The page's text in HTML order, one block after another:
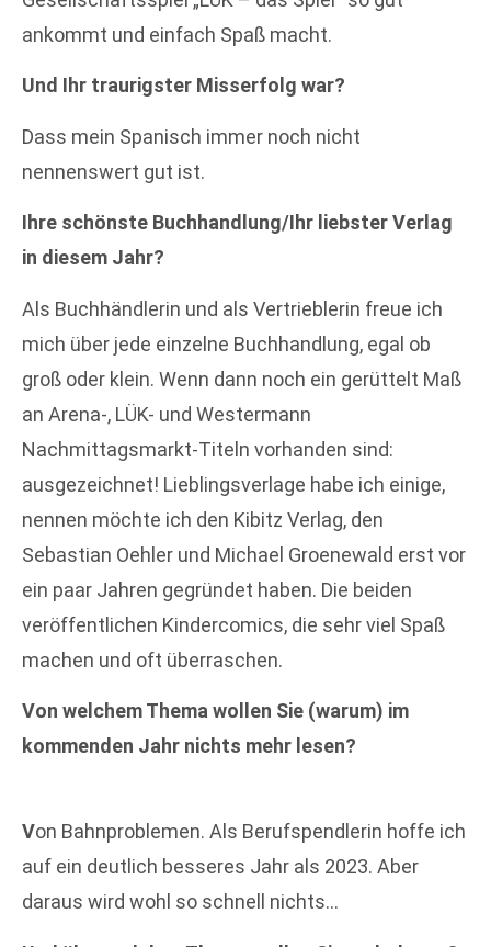
ankommt und einfach Spaß macht.
Und Ihr traurigster Misserfolg war?
Dass mein Spanisch immer noch nicht
nennenswert gut ist.
Ihre schönste Buchhandlung/Ihr liebster Verlag
in diesem Jahr?
Als Buchhändlerin und als Vertrieblerin freue ich
mich über jede einzelne Buchhandlung, egal ob
groß oder klein. Wenn dann noch ein gerüttelt Maß
an Arena-, LÜK- und Westermann
Nachmittagsmarkt-Titeln vorhanden sind:
ausgezeichnet! Lieblingsverlage habe ich einige,
nennen möchte ich den Kibitz Verlag, den
Sebastian Oehler und Michael Groenewald erst vor
ein paar Jahren gegründet haben. Die beiden
veröffentlichen Kindercomics, die sehr viel Spaß
machen und oft überraschen.
Von welchem Thema wollen Sie (warum) im
kommenden Jahr nichts mehr lesen?
Von Bahnproblemen. Als Berufspendlerin hoffe ich
auf ein deutlich besseres Jahr als 2023. Aber
daraus wird wohl so schnell nichts…